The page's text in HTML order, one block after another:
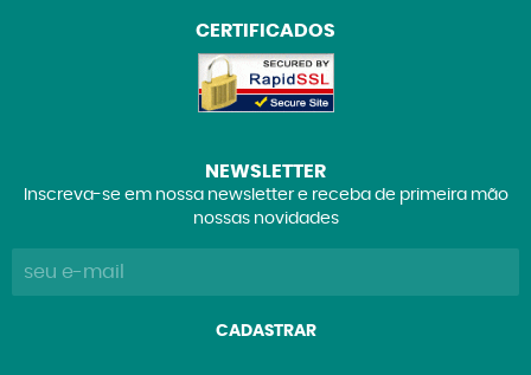
CERTIFICADOS
NEWSLETTER
Inscreva-se em nossa newsletter e receba de primeira mão
nossas novidades
CADASTRAR